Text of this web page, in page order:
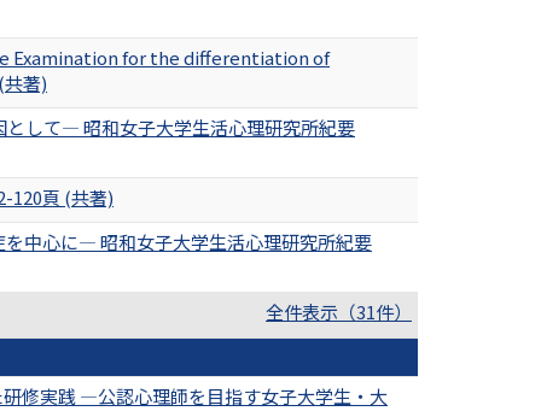
Examination for the differentiation of
著)
して― 昭和女子大学生活心理研究所紀要
120頁 (共著)
中心に― 昭和女子大学生活心理研究所紀要
全件表示（31件）
修実践 ―公認心理師を目指す女子大学生・大